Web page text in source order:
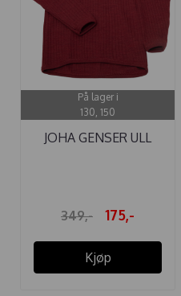
På lager i
130, 150
JOHA GENSER ULL
349,- 175,-
Kjøp